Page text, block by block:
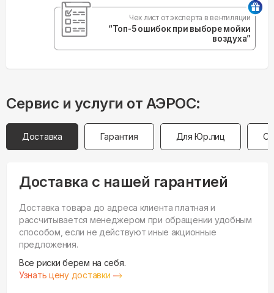
Чек лист от эксперта в вентиляции
“Топ-5 ошибок при выборе мойки
воздуха”
Сервис и услуги от АЭРОС:
Доставка Гарантия Для Юр.лиц
Доставка с нашей гарантией
Доставка товара до адреса клиента платная и
рассчитывается менеджером при обращении удобным
способом, если не действуют иные акционные
предложения.
Все риски берем на себя.
Узнать цену доставки